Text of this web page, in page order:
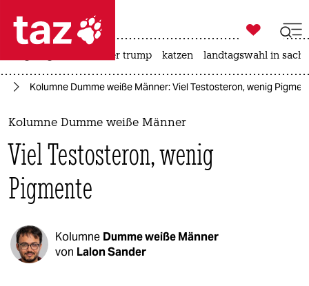
 taz zahl ich
taz zahl ich
themen
politik
öko
kultur

taz zahl ich
usa unter trump katzen landtagswahl in
Kolumne Dumme weiße Männer: Viel Testosteron, wenig
Kolumne Dumme weiße Männer
Viel Testosteron, wenig
Pigmente
Kolumne Dumme weiße Männer
von Lalon Sander